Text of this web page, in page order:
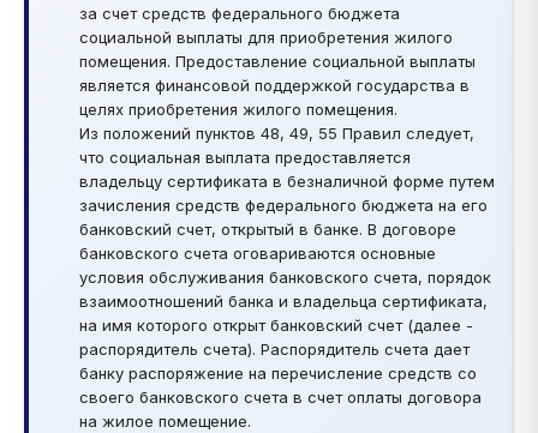
за счет средств федерального бюджета
социальной выплаты для приобретения жилого
помещения. Предоставление социальной выплаты
является финансовой поддержкой государства в
целях приобретения жилого помещения.
Из положений пунктов 48, 49, 55 Правил следует,
что социальная выплата предоставляется
владельцу сертификата в безналичной форме путем
зачисления средств федерального бюджета на его
банковский счет, открытый в банке. В договоре
банковского счета оговариваются основные
условия обслуживания банковского счета, порядок
взаимоотношений банка и владельца сертификата,
на имя которого открыт банковский счет (далее -
распорядитель счета). Распорядитель счета дает
банку распоряжение на перечисление средств со
своего банковского счета в счет оплаты договора
на жилое помещение.